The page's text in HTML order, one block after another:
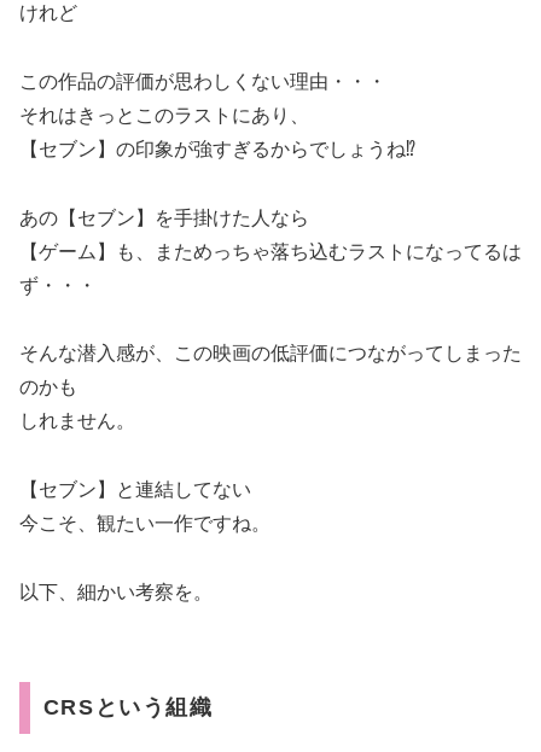
けれど
この作品の評価が思わしくない理由・・・
それはきっとこのラストにあり、
【セブン】の印象が強すぎるからでしょうね⁉
あの【セブン】を手掛けた人なら
【ゲーム】も、まためっちゃ落ち込むラストになってるは
ず・・・
そんな潜入感が、この映画の低評価につながってしまった
のかも
しれません。
【セブン】と連結してない
今こそ、観たい一作ですね。
以下、細かい考察を。
CRSという組織